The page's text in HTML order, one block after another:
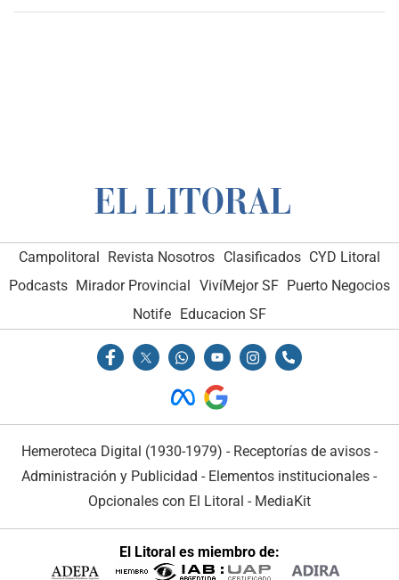
Campolitoral Revista Nosotros Clasificados CYD Litoral
Podcasts Mirador Provincial VivíMejor SF Puerto Negocios
Notife Educacion SF
Hemeroteca Digital (1930-1979) - Receptorías de avisos -
Administración y Publicidad - Elementos institucionales -
Opcionales con El Litoral - MediaKit
El Litoral es miembro de: